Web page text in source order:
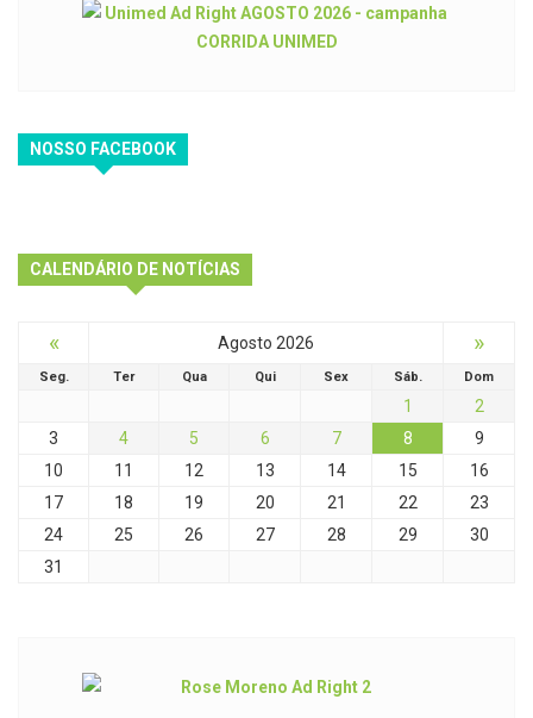
NOSSO FACEBOOK
CALENDÁRIO DE NOTÍCIAS
« Agosto 2026 »
Seg. Ter Qua Qui Sex Sáb. Dom
1
2
3
4 5 6 7 8
9
10
11 12 13 14 15
16
17
18 19 20 21 22
23
24
25 26 27 28 29
30
31